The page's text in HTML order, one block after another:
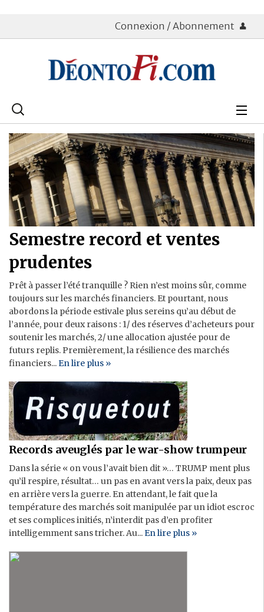
Connexion / Abonnement
Rechercher
Déontologie
Bourse
Placements
Assurance Vie
Patrimoine
Immobilier
Banque
Semestre record et ventes
prudentes
Prêt à passer l’été tranquille ? Rien n’est moins sûr, comme
toujours sur les marchés financiers. Et pourtant, nous
abordons la période estivale plus sereins qu’au début de
l’année, pour deux raisons : 1/ des réserves d’acheteurs pour
soutenir les marchés, 2/ une allocation ajustée pour de
futurs replis. Premièrement, la résilience des marchés
financiers...En lire plus »
Records aveuglés par le war-show trumpeur
Dans la série « on vous l’avait bien dit »… TRUMP ment plus
qu’il respire, résultat… un pas en avant vers la paix, deux pas
en arrière vers la guerre. En attendant, le fait que la
température des marchés soit manipulée par un idiot escroc
et ses complices initiés, n’interdit pas d’en profiter
intelligemment sans tricher. Au...En lire plus »